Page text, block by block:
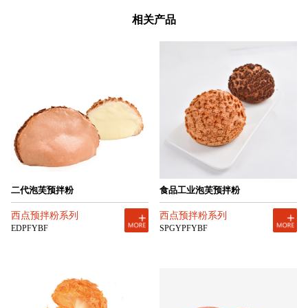
相关产品
二代泡芙预拌粉
西点预拌粉系列
EDPFYBF
食品工业泡芙预拌粉
西点预拌粉系列
SPGYPFYBF